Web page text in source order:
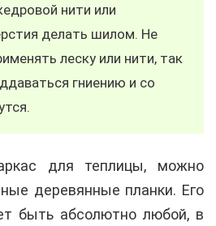
нити или
делать шилом. Не
леску или нити, так
гниению и со
для теплицы, можно
деревянные планки. Его
быть абсолютно любой, в